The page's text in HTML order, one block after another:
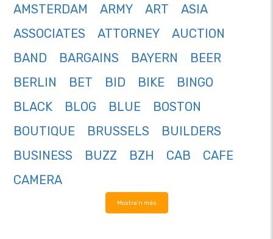
AMSTERDAM
ARMY ART
ASIA
ASSOCIATES
ATTORNEY
AUCTION
BAND
BARGAINS BAYERN
BEER
BERLIN
BET BID BIKE
BINGO
BLACK
BLOG BLUE
BOSTON
BOUTIQUE
BRUSSELS
BUILDERS
BUSINESS
BUZZ BZH CAB
CAFE
CAMERA
Mostra'n més